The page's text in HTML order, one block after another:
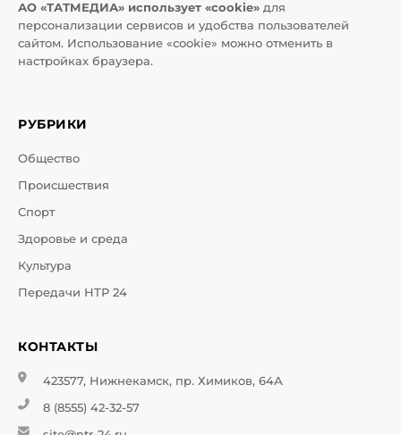
АО «ТАТМЕДИА» использует «cookie» для
персонализации сервисов и удобства пользователей
сайтом. Использование «cookie» можно отменить в
настройках браузера.
РУБРИКИ
Общество
Происшествия
Спорт
Здоровье и среда
Культура
Передачи НТР 24
КОНТАКТЫ
423577, Нижнекамск, пр. Химиков, 64А
8 (8555) 42-32-57